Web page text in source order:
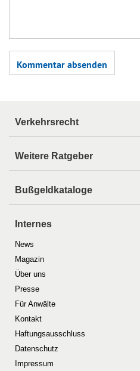
Verkehrsrecht
Weitere Ratgeber
Bußgeldkataloge
Internes
News
Magazin
Über uns
Presse
Für Anwälte
Kontakt
Haftungsausschluss
Datenschutz
Impressum